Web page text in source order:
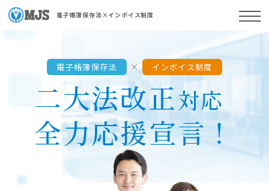
電子帳簿保存法×インボイス制度
電子帳簿保存法 × インボイス制度
二大法改正対応
全力応援宣言！